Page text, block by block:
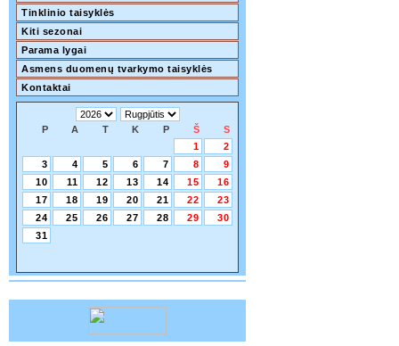
Tinklinio taisyklės
Kiti sezonai
Parama lygai
Asmens duomenų tvarkymo taisyklės
Kontaktai
P A T K P Š
S
1
2
3
4 5 6 7 8
9
10
11 12 13 14 15
16
17
18 19 20 21 22
23
24
25 26 27 28 29
30
31